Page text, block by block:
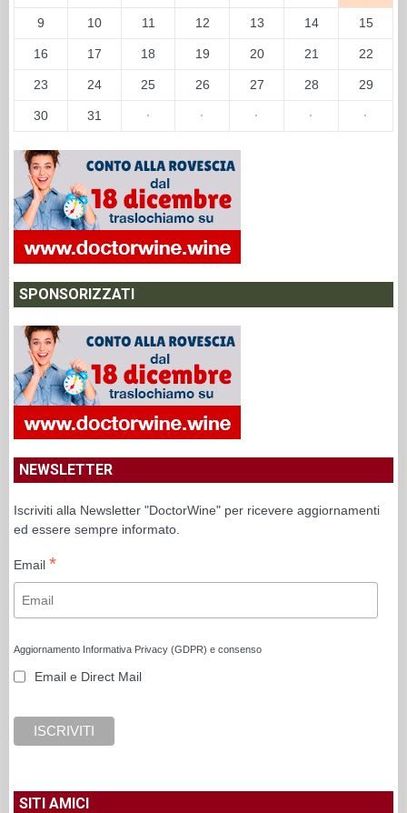
9 10 11 12 13 14 15
16 17 18 19 20 21 22
23 24 25 26 27 28 29
30 31 · · · · ·
SPONSORIZZATI
NEWSLETTER
Iscriviti alla Newsletter "DoctorWine" per ricevere aggiornamenti
ed essere sempre informato.
Email *
Aggiornamento Informativa Privacy (GDPR) e consenso
Email e Direct Mail
SITI AMICI